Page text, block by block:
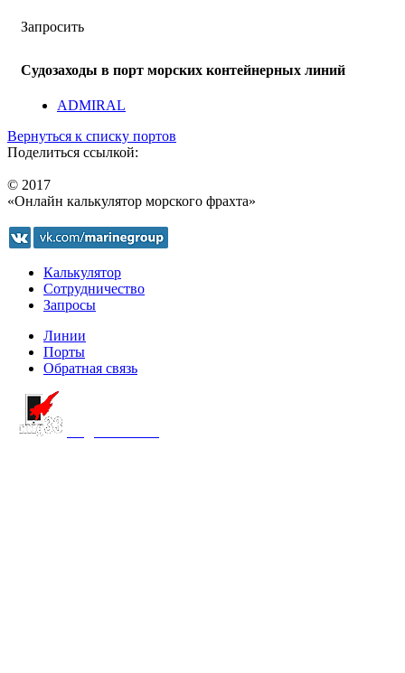
Запросить
Судозаходы в порт морских контейнерных линий
ADMIRAL
Вернуться к списку портов
Поделиться ссылкой:
© 2017
«Онлайн калькулятор морского фрахта»
Калькулятор
Сотрудничество
Запросы
Линии
Порты
Обратная связь